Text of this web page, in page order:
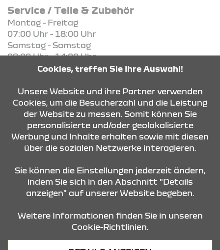
Service / Teile & Zubehör
Montag - Freitag
07:00 Uhr - 18:00 Uhr
Samstag - Samstag
08:00 Uhr - 14:00 Uhr
KONTAKT & ANFAHRT
ÖFFNUNGSZEITEN
STANDORTE
Datenschutz
Cookies, treffen Sie Ihre Auswahl!
Unsere Website und ihre Partner verwenden
Cookies, um die Besucherzahl und die Leistung
der Website zu messen. Somit können Sie
personalisierte und/oder geolokalisierte
Werbung und Inhalte erhalten sowie mit diesen
über die sozialen Netzwerke interagieren.
Sie können die Einstellungen jederzeit ändern,
indem Sie sich in den Abschnitt "Details
anzeigen" auf unserer Website begeben.
Weitere Informationen finden Sie in unseren
Cookie-Richtlinien.